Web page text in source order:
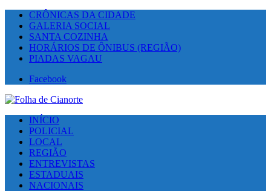
CRÔNICAS DA CIDADE
GALERIA SOCIAL
SANTA COZINHA
HORÁRIOS DE ÔNIBUS (REGIÃO)
PIADAS VAGAU
Facebook
INÍCIO
POLICIAL
LOCAL
REGIÃO
ENTREVISTAS
ESTADUAIS
NACIONAIS